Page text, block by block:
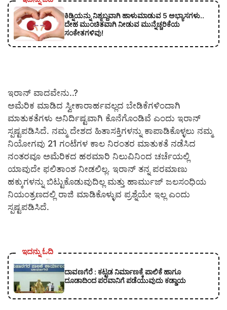
ಕಿಡ್ನಿಯನ್ನು ನಿಶ್ಯಬ್ದವಾಗಿ ಹಾಳುಮಾಡುವ 5 ಅಭ್ಯಾಸಗಳು..
ದೇಹ ಮುಂಚಿತವಾಗಿ ನೀಡುವ ಮುನ್ನೆಚ್ಚರಿಕೆಯ
ಸಂಕೇತಗಳಿವು!
ಇರಾನ್ ವಾದವೇನು..?
ಅಮೆರಿಕ ಮಾಡಿದ ಸ್ವೀಕಾರಾರ್ಹವಲ್ಲದ ಬೇಡಿಕೆಗಳಿಂದಾಗಿ
ಮಾತುಕತೆಗಳು ಅನಿರ್ದಿಷ್ಟವಾಗಿ ಕೊನೆಗೊಂಡಿವೆ ಎಂದು ಇರಾನ್
ಸ್ಪಷ್ಟಪಡಿಸಿದೆ. ನಮ್ಮ ದೇಶದ ಹಿತಾಸಕ್ತಿಗಳನ್ನು ಕಾಪಾಡಿಕೊಳ್ಳಲು ನಮ್ಮ
ನಿಯೋಗವು 21 ಗಂಟೆಗಳ ಕಾಲ ನಿರಂತರ ಮಾತುಕತೆ ನಡೆಸಿದ
ನಂತರವೂ ಅಮೆರಿಕದ ಹಠಮಾರಿ ನಿಲುವಿನಿಂದ ಚರ್ಚೆಯಲ್ಲಿ
ಯಾವುದೇ ಫಲಿತಾಂಶ ನೀಡಲಿಲ್ಲ. ಇರಾನ್ ತನ್ನ ಪರಮಾಣು
ಹಕ್ಕುಗಳನ್ನು ಬಿಟ್ಟುಕೊಡುವುದಿಲ್ಲ ಮತ್ತು ಹಾರ್ಮುಜ್ ಜಲಸಂಧಿಯ
ನಿಯಂತ್ರಣದಲ್ಲಿ ರಾಜಿ ಮಾಡಿಕೊಳ್ಳುವ ಪ್ರಶ್ನೆಯೇ ಇಲ್ಲ ಎಂದು
ಸ್ಪಷ್ಟಪಡಿಸಿದೆ.
ಇದನ್ನು ಓದಿ
ದಾವಣಗೆರೆ : ಕಟ್ಟಡ ನಿರ್ಮಾಣಕ್ಕೆ ಪಾಲಿಕೆ ಹಾಗೂ
ದೂಡಾದಿಂದ ಪರವಾನಿಗೆ ಪಡೆಯುವುದು ಕಡ್ಡಾಯ